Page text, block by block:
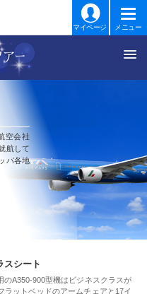
マイページ メニュー
空会社
航して
パ各地
スシート
のA350-900型機はビジネスクラスが
ラットベッドのアームチェアと17イ